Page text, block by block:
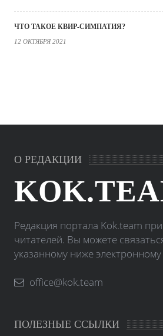
ЧТО ТАКОЕ КВИР-СИМПАТИЯ?
12 ОКТЯБРЯ 2021
О РЕДАКЦИИ
Редакция портала Kok.team
читателей. Вы можете
указанному ниже электронному
office@kok.team
ПОЛЕЗНЫЕ ССЫЛКИ